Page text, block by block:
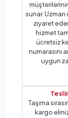
sunar. Uzman
ziyaret
hizmet
ücretsiz
numarasını
uygun
Taşıma
kargo